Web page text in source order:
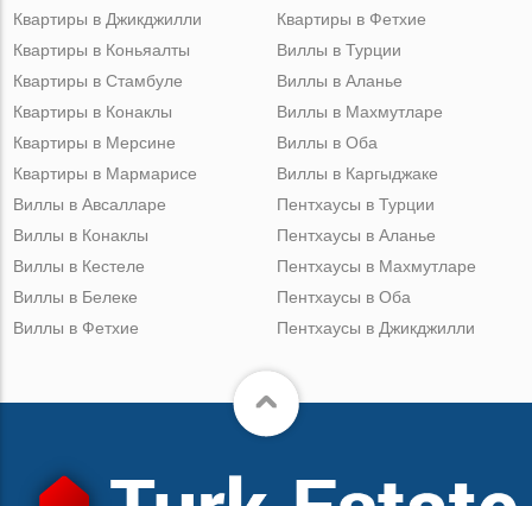
Квартиры в Джикджилли
Квартиры в Фетхие
Квартиры в Коньяалты
Квартиры в Стамбуле
Квартиры в Конаклы
Квартиры в Мерсине
Квартиры в Мармарисе
Виллы в Турции
Виллы в Аланье
Виллы в Махмутларе
Виллы в Оба
Виллы в Каргыджаке
Виллы в Авсалларе
Виллы в Конаклы
Виллы в Кестеле
Виллы в Белеке
Виллы в Фетхие
Пентхаусы в Турции
Пентхаусы в Аланье
Пентхаусы в Махмутларе
Пентхаусы в Оба
Пентхаусы в Джикджилли